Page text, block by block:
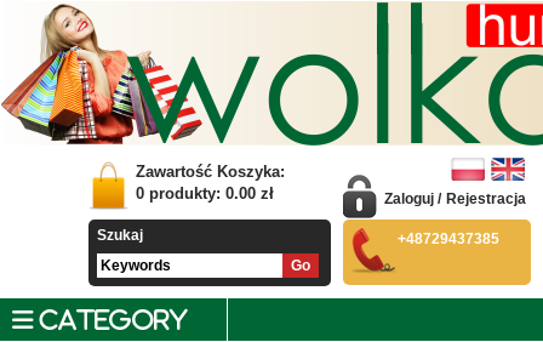
Zawartość Koszyka:
0 produkty: 0.00 zł
Szukaj
Zaloguj / Rejestracja
+48729437385
CATEGORY